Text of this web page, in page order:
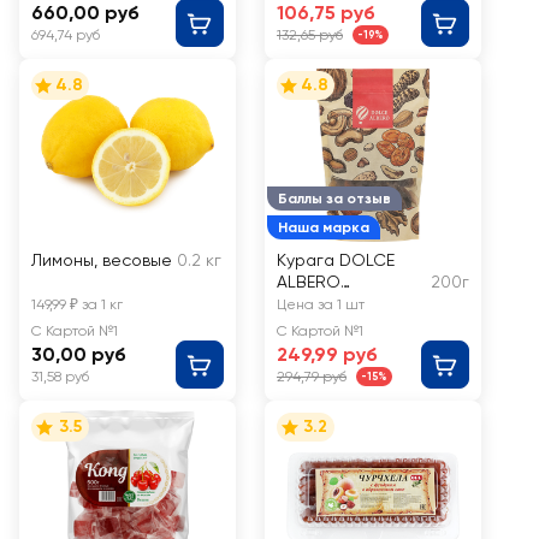
660,00 руб
694,74 руб
106,75 руб
132,65 руб -19%
4.8
Лимоны, весовые 0.2 кг
149,99 ₽ за 1 кг
С Картой №1
30,00 руб
31,58 руб
Баллы за отзыв
Наша марка
4.8
Курага DOLCE
ALBERO
натуральная без
косточки
200г
Цена за 1 шт
С Картой №1
249,99 руб
294,79 руб -15%
3.5 3.2